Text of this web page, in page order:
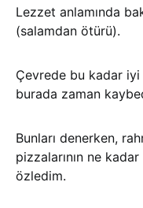
Lezzet anlamında
(salamdan ötürü).
Çevrede bu kadar
burada zaman
Bunları denerken,
pizzalarının ne
özledim.